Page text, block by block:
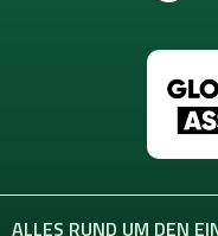
ALLES RUND UM DEN